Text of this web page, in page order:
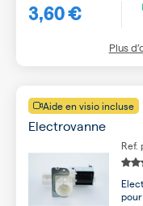
3,60 €
Plus
Aide en visio incluse
Electrovanne
Ref.
pour